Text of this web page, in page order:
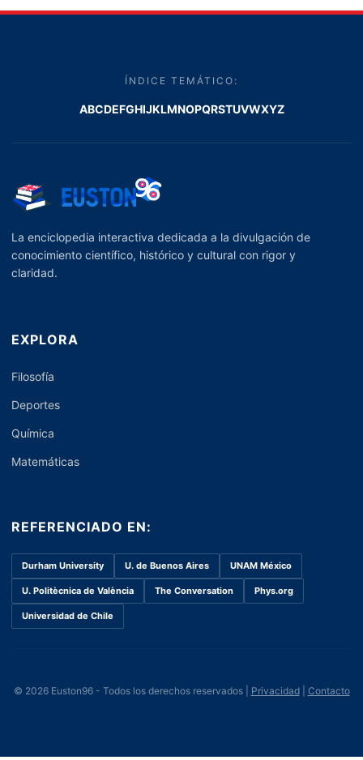
ÍNDICE TEMÁTICO:
ABCDEFGHIJKLMNOPQRSTUVWXYZ
La enciclopedia interactiva dedicada a la divulgación de
conocimiento científico, histórico y cultural con rigor y
claridad.
EXPLORA
Filosofía
Deportes
Química
Matemáticas
REFERENCIADO EN:
Durham University U. de Buenos Aires UNAM México
U. Politècnica de València The Conversation Phys.org
Universidad de Chile
© 2026 Euston96 - Todos los derechos reservados | Privacidad| Contacto